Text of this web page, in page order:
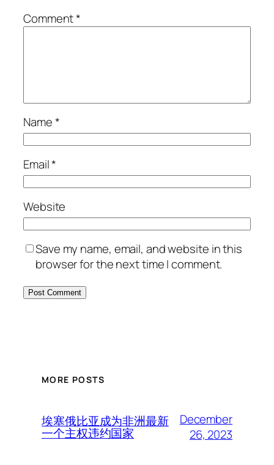
Comment*
Name*
Email*
Website
Save my name, email, and website in this
browser for the next time I comment.
MORE POSTS
埃塞俄比亚成为非洲最新
一个主权违约国家
December
26, 2023